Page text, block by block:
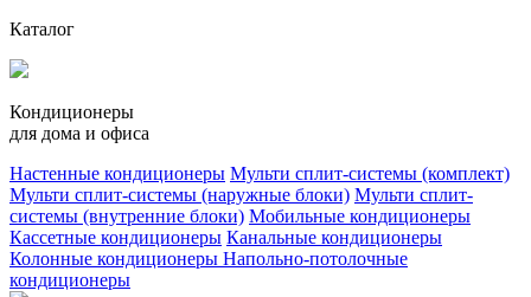
Каталог
Кондиционеры
для дома и офиса
Настенные кондиционеры Мульти сплит-системы (комплект)
Мульти сплит-системы (наружные блоки) Мульти сплит-
системы (внутренние блоки) Мобильные кондиционеры
Кассетные кондиционеры Канальные кондиционеры
Колонные кондиционеры Напольно-потолочные
кондиционеры